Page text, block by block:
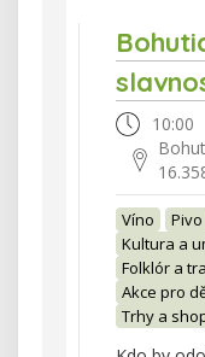
10:00
Víno Pivo
Kultura a
Folklór a
Akce pro
Trhy a